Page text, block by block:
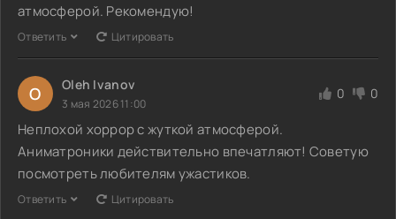
атмосферой. Рекомендую!
Ответить Цитировать
O Oleh Ivanov
3 мая 2026 11:00
0 0
Неплохой хоррор с жуткой атмосферой.
Аниматроники действительно впечатляют! Советую
посмотреть любителям ужастиков.
Ответить Цитировать